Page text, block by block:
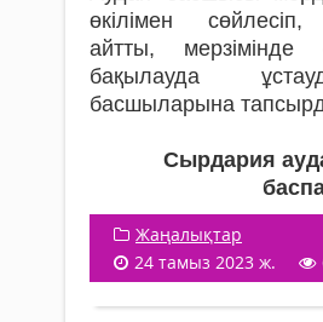
өкілімен сөйлесіп,
айтты, мерзімінде
бақылауда
басшыларына
Сырдария
Жаңалықтар
24 тамыз 2023 ж.